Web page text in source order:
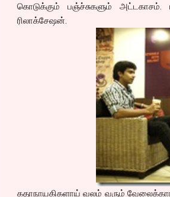
கொடுக்கும் பஞ்ச்சுகளும்
ரிலாக்சேஷன்.
கதாநாயகிகளாய் வலம் வரும்